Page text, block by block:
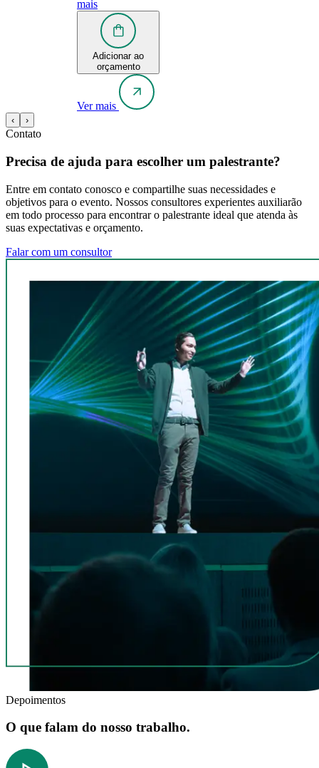
mais
Adicionar ao
orçamento
Ver mais
‹ ›
Contato
Precisa de ajuda para escolher um palestrante?
Entre em contato conosco e compartilhe suas necessidades e
objetivos para o evento. Nossos consultores experientes auxiliarão
em todo processo para encontrar o palestrante ideal que atenda às
suas expectativas e orçamento.
Falar com um consultor
Depoimentos
O que falam do nosso trabalho.